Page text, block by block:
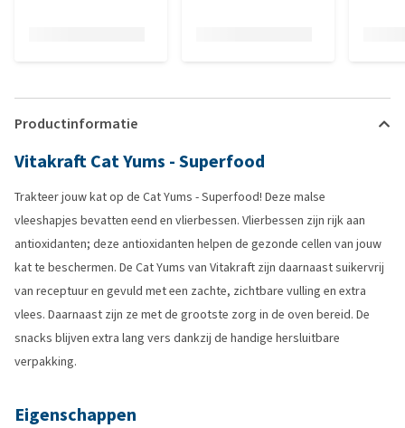
Productinformatie
Vitakraft Cat Yums - Superfood
Trakteer jouw kat op de Cat Yums - Superfood! Deze malse
vleeshapjes bevatten eend en vlierbessen. Vlierbessen zijn rijk aan
antioxidanten; deze antioxidanten helpen de gezonde cellen van jouw
kat te beschermen. De Cat Yums van Vitakraft zijn daarnaast suikervrij
van receptuur en gevuld met een zachte, zichtbare vulling en extra
vlees. Daarnaast zijn ze met de grootste zorg in de oven bereid. De
snacks blijven extra lang vers dankzij de handige hersluitbare
verpakking.
Eigenschappen